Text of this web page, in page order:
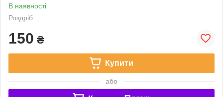
В наявності
Роздріб
150 ₴
Купити
або